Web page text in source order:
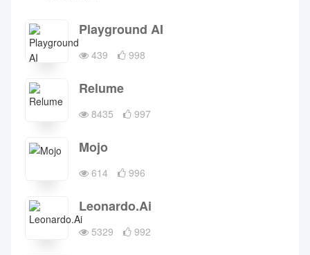
Playground AI
439 998
Relume
8435 997
Mojo
614 996
Leonardo.Ai
5329 992